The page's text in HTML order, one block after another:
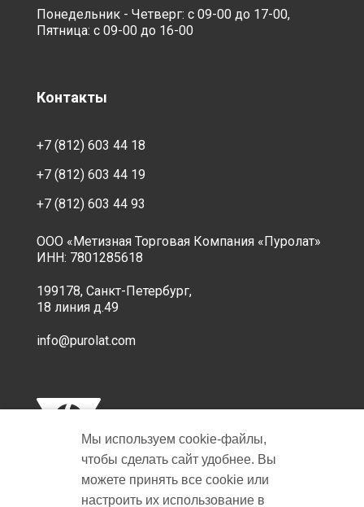
Понедельник - Четверг: с 09-00 до 17-00,
Пятница: с 09-00 до 16-00
Контакты
+7 (812) 603 44 18
+7 (812) 603 44 19
+7 (812) 603 44 93
ООО «Метизная Торговая Компания «Пуролат»
ИНН: 7801285618
199178, Санкт-Петербург,
18 линия д.49
info@purolat.com
Мы используем cookie‑файлы,
чтобы сделать сайт удобнее. Вы
можете принять все cookie или
настроить их использование в